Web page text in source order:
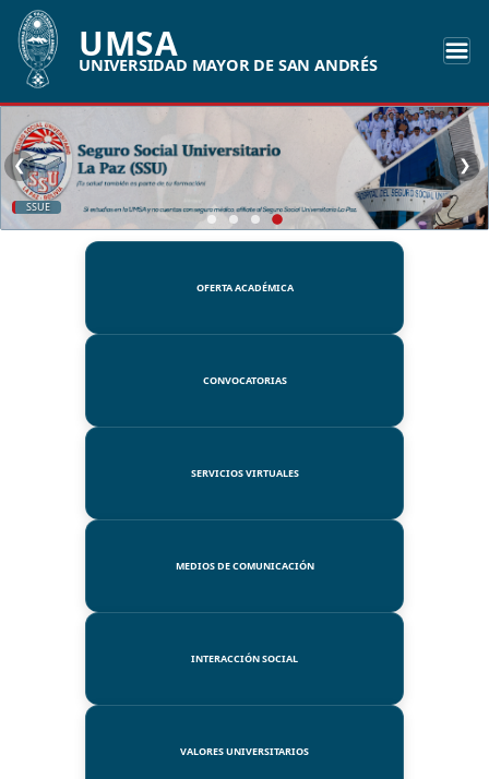
UMSA
UNIVERSIDAD MAYOR DE SAN ANDRÉS
SSUE
❮ ❯
OFERTA ACADÉMICA
CONVOCATORIAS
SERVICIOS VIRTUALES
MEDIOS DE COMUNICACIÓN
INTERACCIÓN SOCIAL
VALORES UNIVERSITARIOS